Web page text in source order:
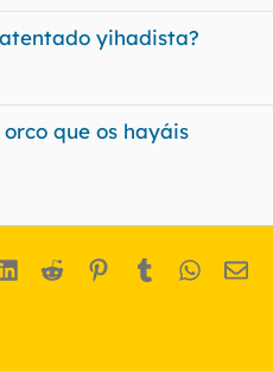
e
yihadista?
que os hayáis
LinkedIn
Reddit Pinterest
Tumblr